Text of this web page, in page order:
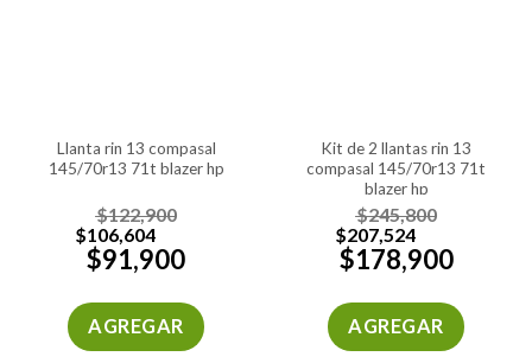
llanta rin 13 compasal
145/70r13 71t blazer hp
$122,900
$106,604
$91,900
AGREGAR
kit de 2 llantas rin 13
compasal 145/70r13 71t
blazer hp
$245,800
$207,524
$178,900
AGREGAR